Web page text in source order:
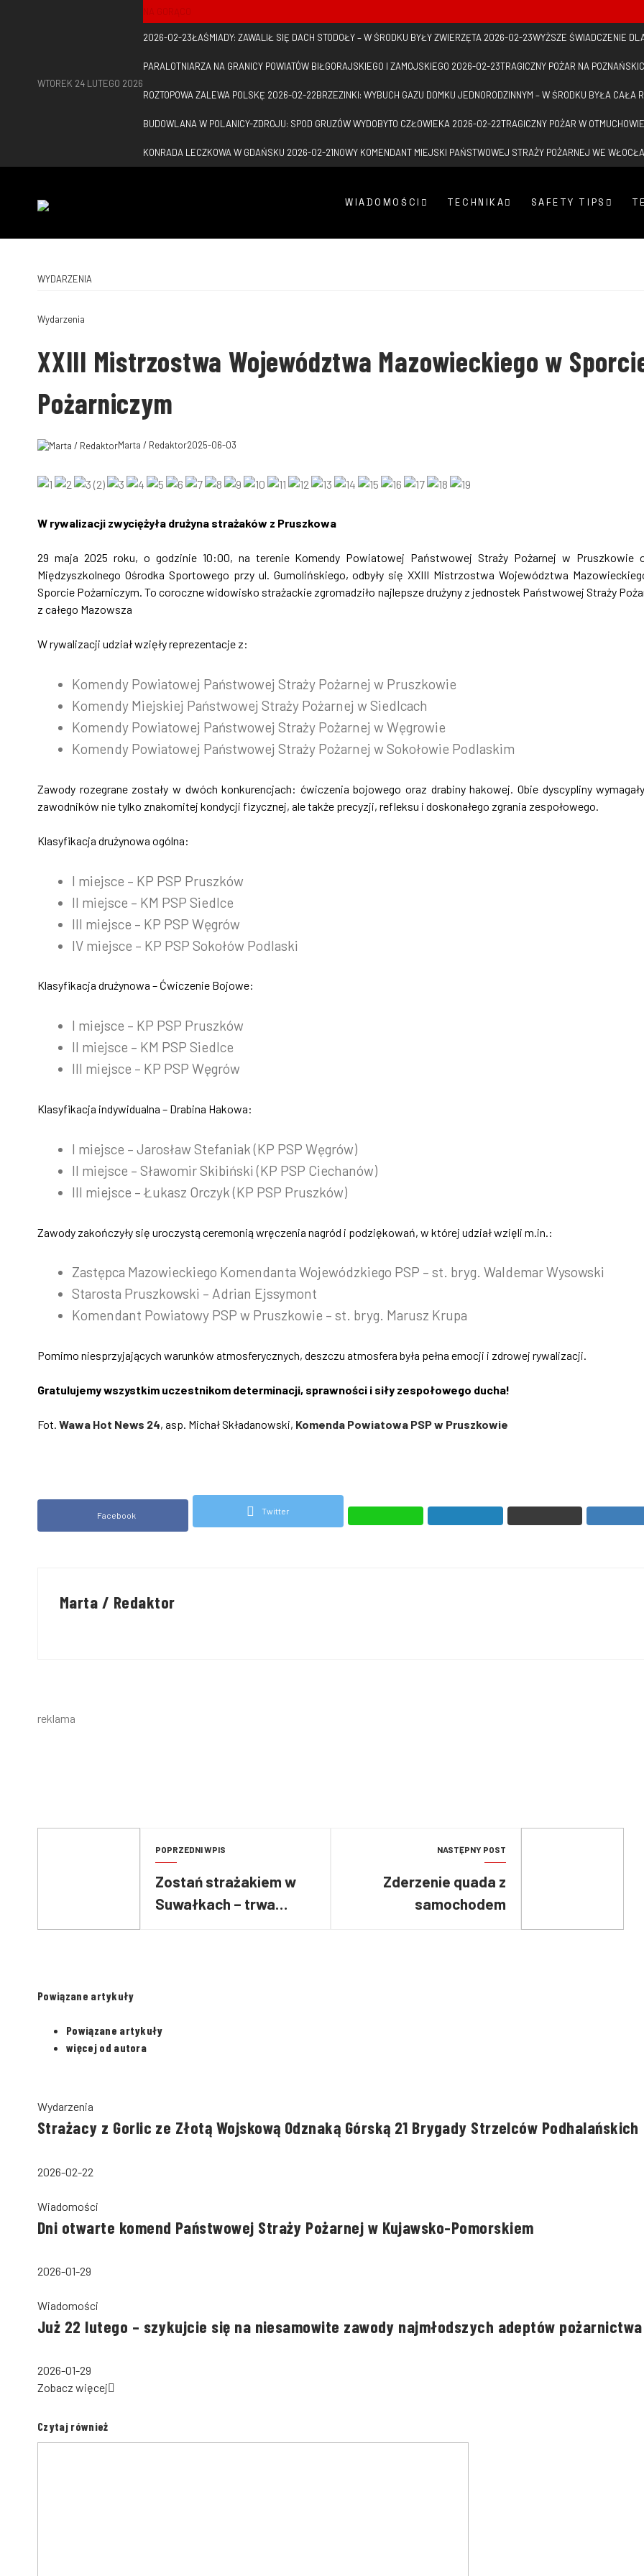
WTOREK 24 LUTEGO 2026
NA GORĄCO
2026-02-23ŁAŚMIADY: ZAWALIŁ SIĘ DACH STODOŁY – W ŚRODKU BYŁY ZWIERZĘTA 2026-02-23WYŻSZE ŚWIADCZENIE
PARALOTNIARZA NA GRANICY POWIATÓW BIŁGORAJSKIEGO I ZAMOJSKIEGO 2026-02-23TRAGICZNY POŻAR NA
ROZTOPOWA ZALEWA POLSKĘ 2026-02-22BRZEZINKI: WYBUCH GAZU DOMKU JEDNORODZINNYM – W ŚRODKU BYŁA CAŁA
BUDOWLANA W POLANICY-ZDROJU: SPOD GRUZÓW WYDOBYTO CZŁOWIEKA 2026-02-22TRAGICZNY POŻAR W OTMUCHOWIE
KONRADA LECZKOWA W GDAŃSKU 2026-02-21NOWY KOMENDANT MIEJSKI PAŃSTWOWEJ STRAŻY POŻARNEJ WE
WIADOMOŚCI TECHNIKA SAFETY TIPS
WYDARZENIA
Wydarzenia
XXIII Mistrzostwa Województwa Mazowieckiego w
Pożarniczym
Marta / Redaktor2025-06-03
W rywalizacji zwyciężyła drużyna strażaków z Pruszkowa
29 maja 2025 roku, o godzinie 10:00, na terenie Komendy Powiatowej Państwowej Straży Pożarnej w Pruszkowie
Międzyszkolnego Ośrodka Sportowego przy ul. Gumolińskiego, odbyły się XXIII Mistrzostwa Województwa
Sporcie Pożarniczym. To coroczne widowisko strażackie zgromadziło najlepsze drużyny z jednostek Państwowej Straży
z całego Mazowsza
W rywalizacji udział wzięły reprezentacje z:
Komendy Powiatowej Państwowej Straży Pożarnej w Pruszkowie
Komendy Miejskiej Państwowej Straży Pożarnej w Siedlcach
Komendy Powiatowej Państwowej Straży Pożarnej w Węgrowie
Komendy Powiatowej Państwowej Straży Pożarnej w Sokołowie Podlaskim
Zawody rozegrane zostały w dwóch konkurencjach: ćwiczenia bojowego oraz drabiny hakowej. Obie dyscypliny
zawodników nie tylko znakomitej kondycji fizycznej, ale także precyzji, refleksu i doskonałego zgrania zespołowego.
Klasyfikacja drużynowa ogólna:
I miejsce – KP PSP Pruszków
II miejsce – KM PSP Siedlce
III miejsce – KP PSP Węgrów
IV miejsce – KP PSP Sokołów Podlaski
Klasyfikacja drużynowa – Ćwiczenie Bojowe:
I miejsce – KP PSP Pruszków
II miejsce – KM PSP Siedlce
III miejsce – KP PSP Węgrów
Klasyfikacja indywidualna – Drabina Hakowa:
I miejsce – Jarosław Stefaniak (KP PSP Węgrów)
II miejsce – Sławomir Skibiński (KP PSP Ciechanów)
III miejsce – Łukasz Orczyk (KP PSP Pruszków)
Zawody zakończyły się uroczystą ceremonią wręczenia nagród i podziękowań, w której udział wzięli m.in.:
Zastępca Mazowieckiego Komendanta Wojewódzkiego PSP – st. bryg. Waldemar Wysowski
Starosta Pruszkowski – Adrian Ejssymont
Komendant Powiatowy PSP w Pruszkowie – st. bryg. Marusz Krupa
Pomimo niesprzyjających warunków atmosferycznych, deszczu atmosfera była pełna emocji i zdrowej rywalizacji.
Gratulujemy wszystkim uczestnikom determinacji, sprawności i siły zespołowego ducha!
Fot. Wawa Hot News 24, asp. Michał Składanowski, Komenda Powiatowa PSP w Pruszkowie
Facebook Twitter
Marta / Redaktor
reklama
POPRZEDNI WPIS
Zostań strażakiem w
Suwałkach – trwa
NASTĘPNY POST
Zderzenie quada z
samochodem
Powiązane artykuły
Powiązane artykuły
więcej od autora
Wydarzenia
Strażacy z Gorlic ze Złotą Wojskową Odznaką Górską 21 Brygady Strzelców Podhalańskich
2026-02-22
Wiadomości
Dni otwarte komend Państwowej Straży Pożarnej w Kujawsko-Pomorskiem
2026-01-29
Wiadomości
Już 22 lutego – szykujcie się na niesamowite zawody najmłodszych adeptów pożarnictwa
2026-01-29
Zobacz więcej
Czytaj również